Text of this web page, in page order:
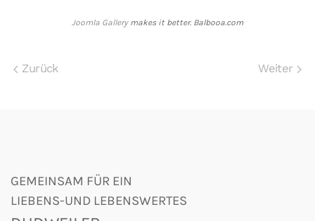
Joomla Gallerymakes it better. Balbooa.com
Zurück Weiter
GEMEINSAM FÜR EIN
LIEBENS-UND LEBENSWERTES